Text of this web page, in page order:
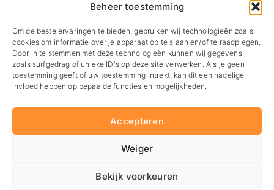
Beheer toestemming
Om de beste ervaringen te bieden, gebruiken wij technologieën zoals
cookies om informatie over je apparaat op te slaan en/of te raadplegen.
Door in te stemmen met deze technologieën kunnen wij gegevens
zoals surfgedrag of unieke ID's op deze site verwerken. Als je geen
toestemming geeft of uw toestemming intrekt, kan dit een nadelige
invloed hebben op bepaalde functies en mogelijkheden.
Accepteren
Weiger
Bekijk voorkeuren
Visie en missie
MVO
Routebeschrijving
Contact.
Wij zijn gevestigd in Zaandam
085 – 747 04 76